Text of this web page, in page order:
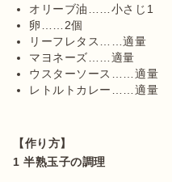
オリーブ油……小さじ1
卵……2個
リーフレタス……適量
マヨネーズ……適量
ウスターソース……適量
レトルトカレー……適量
【作り方】
1 半熟玉子の調理